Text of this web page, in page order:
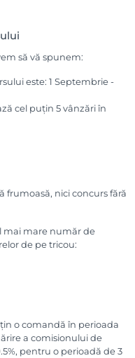
să vă spunem:
este: 1 Septembrie -
cel puțin 5 vânzări în
nici concurs fără
mai mare număr de
de pe tricou:
o comandă în perioada
a comisionului de
pentru o perioadă de 3